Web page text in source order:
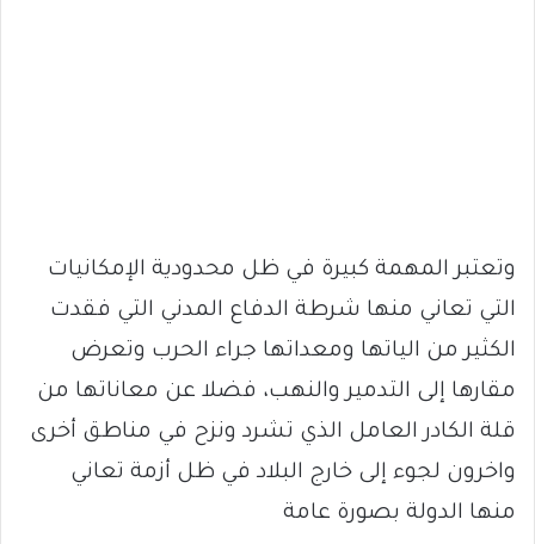
وتعتبر المهمة كبيرة في ظل محدودية الإمكانيات
التي تعاني منها شرطة الدفاع المدني التي فقدت
الكثير من الياتها ومعداتها جراء الحرب وتعرض
مقارها إلى التدمير والنهب، فضلا عن معاناتها من
قلة الكادر العامل الذي تشرد ونزح في مناطق أخرى
واخرون لجوء إلى خارج البلاد في ظل أزمة تعاني
منها الدولة بصورة عامة